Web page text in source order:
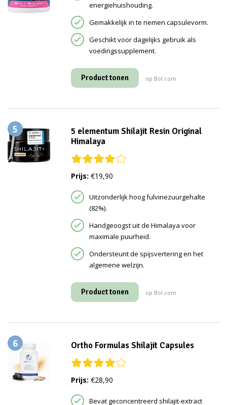
energiehuishouding.
Gemakkelijk in te nemen capsulevorm.
Geschikt voor dagelijks gebruik als
voedingssupplement.
Product tonen op Bol.com
5
5 elementum Shilajit Resin Original
Himalaya
Prijs: €19,90
Uitzonderlijk hoog fulvinezuurgehalte
(82%).
Handgeoogst uit de Himalaya voor
maximale puurheid.
Ondersteunt de spijsvertering en het
algemene welzijn.
Product tonen op Bol.com
6 Ortho Formulas Shilajit Capsules
Prijs: €28,90
Bevat geconcentreerd shilajit-extract